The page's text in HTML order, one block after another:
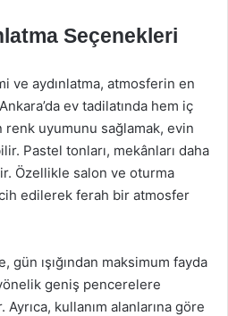
Seçenekleri
ve aydınlatma, atmosferin en
ev tadilatında hem iç
renk uyumunu sağlamak, evin
Pastel tonları, mekânları daha
Özellikle salon ve oturma
edilerek ferah bir atmosfer
gün ışığından maksimum fayda
geniş pencerelere
kullanım alanlarına göre